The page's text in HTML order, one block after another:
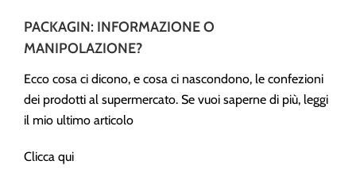
immagine
PACKAGIN: INFORMAZIONE O
MANIPOLAZIONE?
Ecco cosa ci dicono, e cosa ci nascondono, le confezioni
dei prodotti al supermercato. Se vuoi saperne di più, leggi
il mio ultimo articolo
Clicca qui